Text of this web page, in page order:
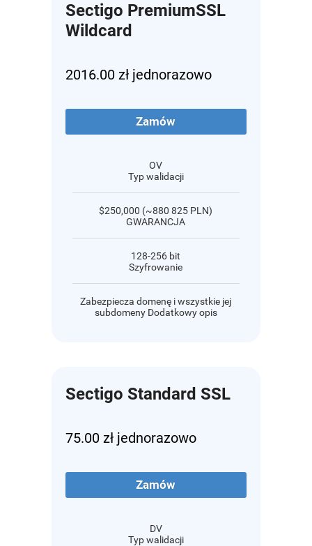
Sectigo PremiumSSL
Wildcard
2016.00 zł jednorazowo
Zamów
OV
Typ walidacji
$250,000 (~880 825 PLN)
GWARANCJA
128-256 bit
Szyfrowanie
Zabezpiecza domenę i wszystkie jej
subdomeny Dodatkowy opis
Sectigo Standard SSL
75.00 zł jednorazowo
Zamów
DV
Typ walidacji